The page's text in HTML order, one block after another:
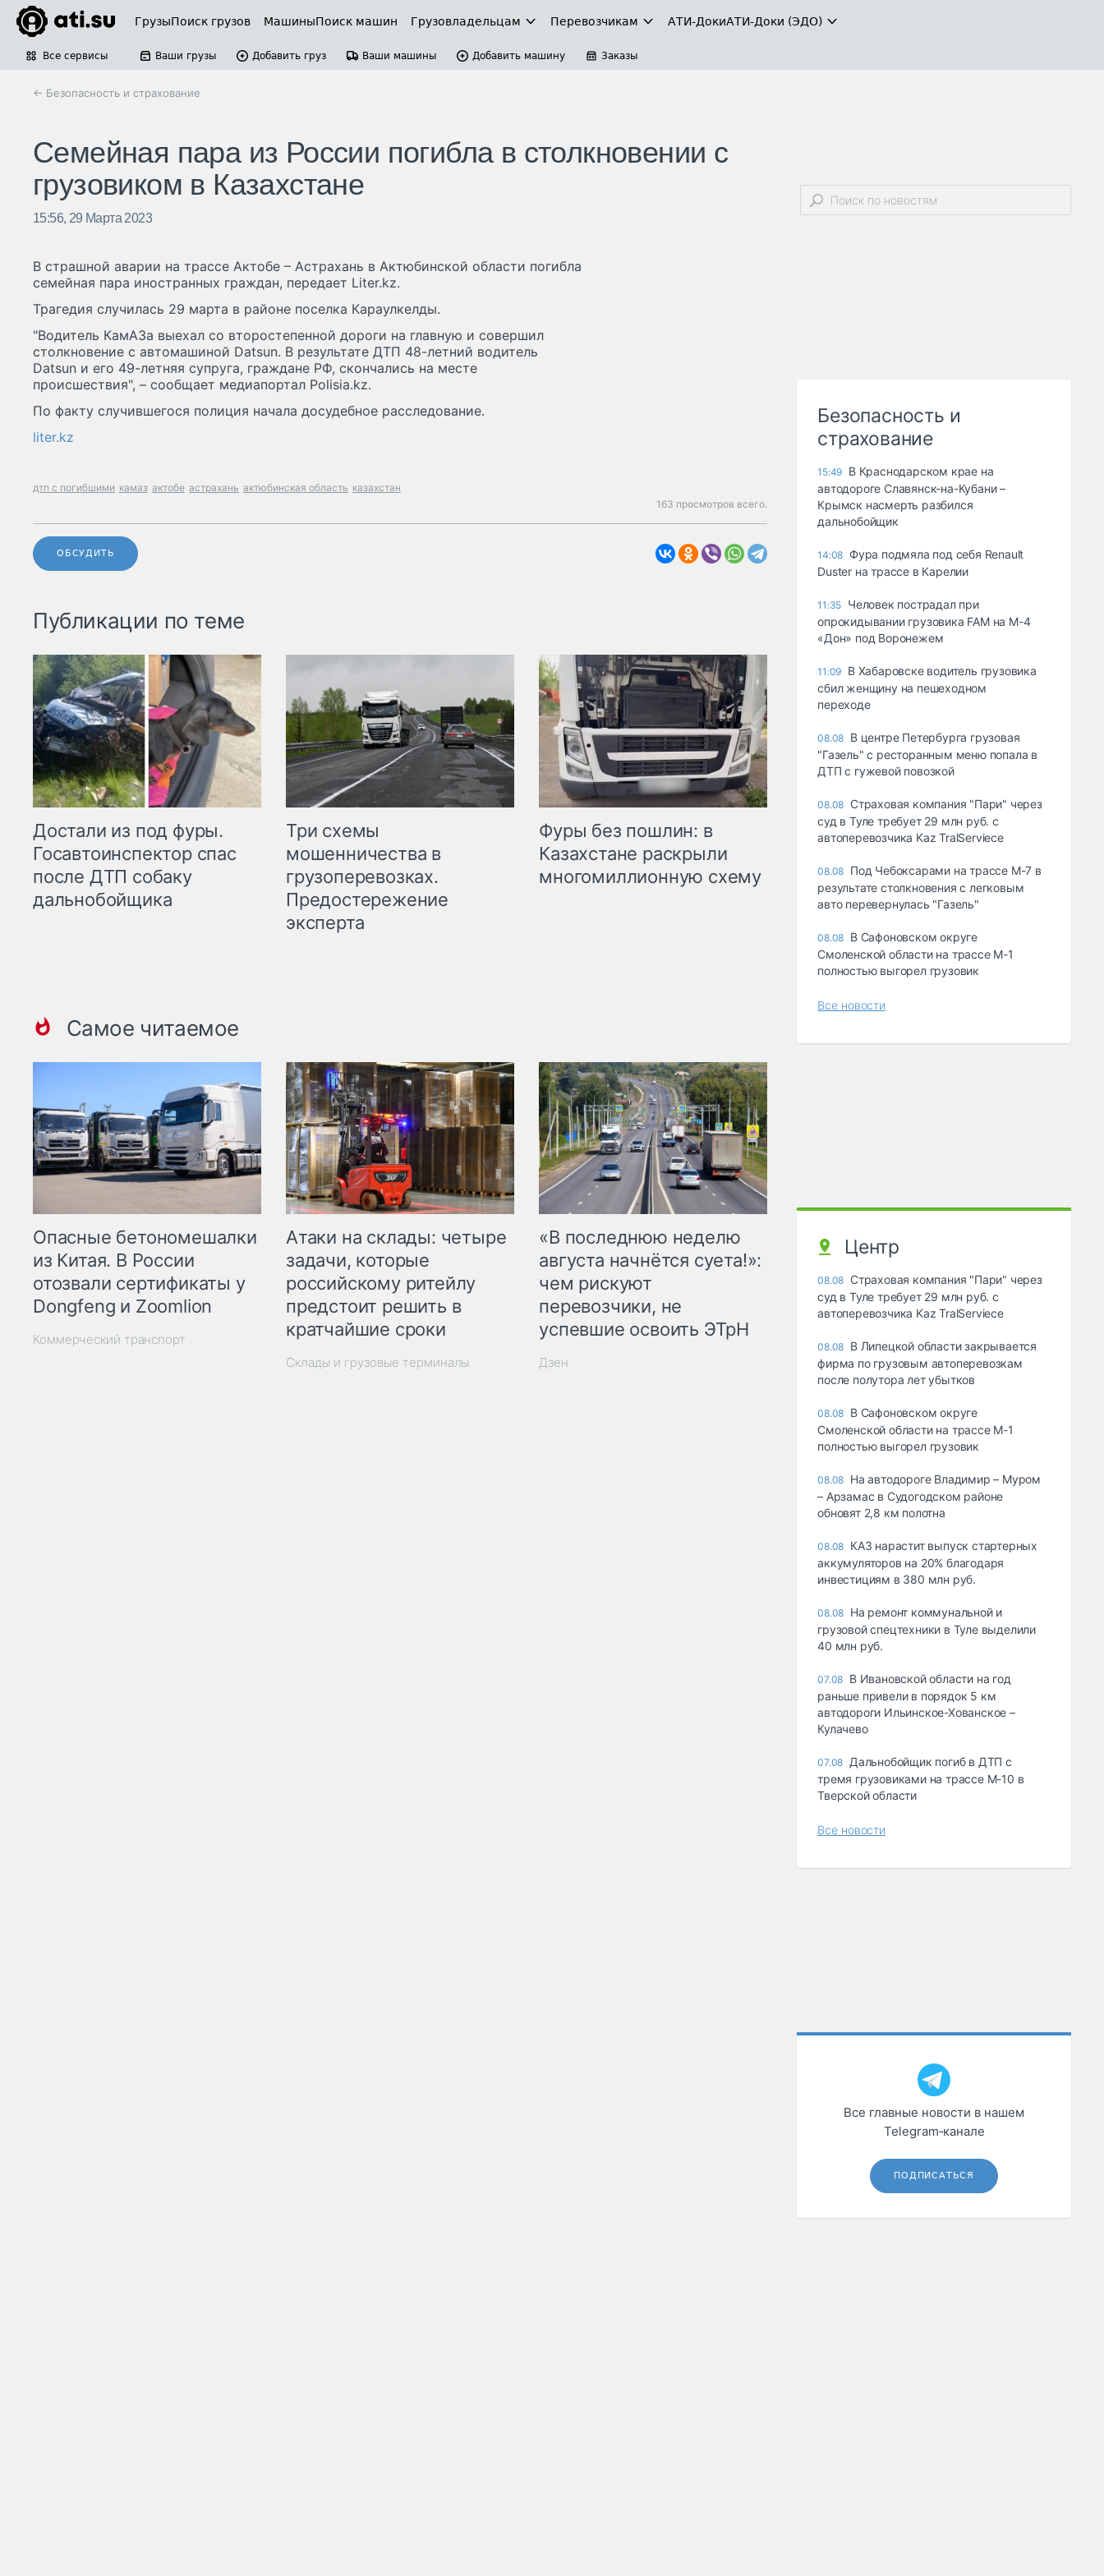
ГрузыПоиск грузов МашиныПоиск машин Грузовладельцам Перевозчикам АТИ-ДокиАТИ-Доки (ЭДО)
Все сервисы Ваши грузы Добавить груз Ваши машины Добавить машину Заказы
← Безопасность и страхование
Семейная пара из России погибла в столкновении с
грузовиком в Казахстане
15:56, 29 Марта 2023
В страшной аварии на трассе Актобе – Астрахань в Актюбинской области погибла
семейная пара иностранных граждан, передает Liter.kz.
Трагедия случилась 29 марта в районе поселка Караулкелды.
"Водитель КамАЗа выехал со второстепенной дороги на главную и совершил
столкновение с автомашиной Datsun. В результате ДТП 48-летний водитель
Datsun и его 49-летняя супруга, граждане РФ, скончались на месте
происшествия", – сообщает медиапортал Рolisia.kz.
По факту случившегося полиция начала досудебное расследование.
liter.kz
дтп с погибшими камаз актобе астрахань актюбинская область казахстан
163 просмотров всего.
ОБСУДИТЬ
Публикации по теме
Достали из под фуры.
Госавтоинспектор спас
после ДТП собаку
дальнобойщика
Три схемы
мошенничества в
грузоперевозках.
Предостережение
эксперта
Фуры без пошлин: в
Казахстане раскрыли
многомиллионную схему
Самое читаемое
Опасные бетономешалки
из Китая. В России
отозвали сертификаты у
Dongfeng и Zoomlion
Коммерческий транспорт
Атаки на склады: четыре
задачи, которые
российскому ритейлу
предстоит решить в
кратчайшие сроки
Склады и грузовые терминалы
«В последнюю неделю
августа начнётся суета!»:
чем рискуют
перевозчики, не
успевшие освоить ЭТрН
Дзен
Безопасность и
страхование
15:49 В Краснодарском крае на
автодороге Славянск-на-Кубани –
Крымск насмерть разбился
дальнобойщик
14:08 Фура подмяла под себя Renault
Duster на трассе в Карелии
11:35 Человек пострадал при
опрокидывании грузовика FAM на М-4
«Дон» под Воронежем
11:09 В Хабаровске водитель грузовика
сбил женщину на пешеходном
переходе
08.08 В центре Петербурга грузовая
"Газель" с ресторанным меню попала в
ДТП с гужевой повозкой
08.08 Страховая компания "Пари" через
суд в Туле требует 29 млн руб. с
автоперевозчика Kaz TralServiece
08.08 Под Чебоксарами на трассе М-7 в
результате столкновения с легковым
авто перевернулась "Газель"
08.08 В Сафоновском округе
Смоленской области на трассе М-1
полностью выгорел грузовик
Все новости
Центр
08.08 Страховая компания "Пари" через
суд в Туле требует 29 млн руб. с
автоперевозчика Kaz TralServiece
08.08 В Липецкой области закрывается
фирма по грузовым автоперевозкам
после полутора лет убытков
08.08 В Сафоновском округе
Смоленской области на трассе М-1
полностью выгорел грузовик
08.08 На автодороге Владимир – Муром
– Арзамас в Судогодском районе
обновят 2,8 км полотна
08.08 КАЗ нарастит выпуск стартерных
аккумуляторов на 20% благодаря
инвестициям в 380 млн руб.
08.08 На ремонт коммунальной и
грузовой спецтехники в Туле выделили
40 млн руб.
07.08 В Ивановской области на год
раньше привели в порядок 5 км
автодороги Ильинское-Хованское –
Кулачево
07.08 Дальнобойщик погиб в ДТП с
тремя грузовиками на трассе М-10 в
Тверской области
Все новости
Все главные новости в нашем
Telegram‑канале
ПОДПИСАТЬСЯ